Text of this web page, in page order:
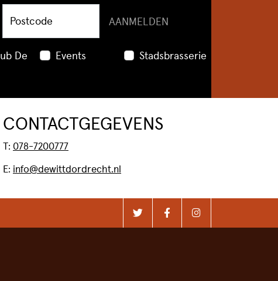
FILMCLUB DE WITT
FILMCREDITS &
Postcode AANMELDEN
De
Events Stadsbrasserie
CONTACTGEGEVENS
T: 078-7200777
E: info@dewittdordrecht.nl